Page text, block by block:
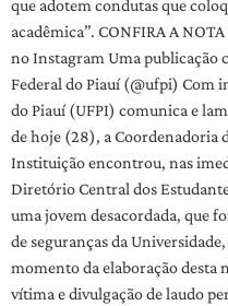
que adotem condutas que
acadêmica”. CONFIRA A
no Instagram Uma publicação
Federal do Piauí (@ufpi) Com
do Piauí (UFPI) comunica e
de hoje (28), a Coordenadoria
Instituição encontrou, nas
Diretório Central dos
uma jovem desacordada, que
de seguranças da
momento da elaboração desta
vítima e divulgação de laudo